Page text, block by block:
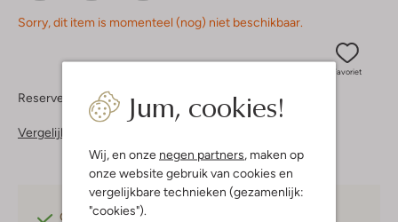
Jum, cookies!
Wij, en onze negen partners, maken op
onze website gebruik van cookies en
vergelijkbare technieken (gezamenlijk:
"cookies").
Sorry, dit item is momenteel (nog) niet beschikbaar.
Favoriet
Reserveer direct in een van onze 37 boutiques
Vergelijkbare items
Gratis verzending